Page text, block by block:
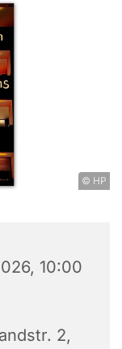
© HP
10:00
2,